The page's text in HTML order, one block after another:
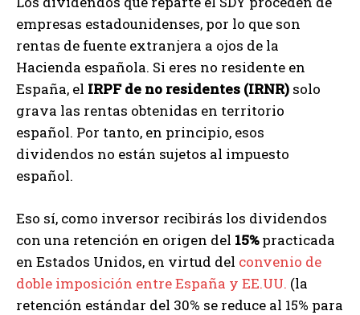
empresas estadounidenses, por lo que son
rentas de fuente extranjera a ojos de la
Hacienda española. Si eres no residente en
España, el IRPF de no residentes (IRNR) solo
grava las rentas obtenidas en territorio
español. Por tanto, en principio, esos
dividendos no están sujetos al impuesto
español.
Eso sí, como inversor recibirás los dividendos
con una retención en origen del 15%practicada
en Estados Unidos, en virtud del convenio de
doble imposición entre España y EE.UU. (la
retención estándar del 30% se reduce al 15% para